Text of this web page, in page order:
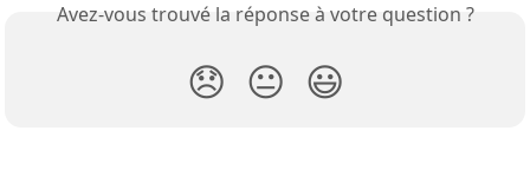
Avez-vous trouvé la réponse à votre question ?
😞 😐 😃